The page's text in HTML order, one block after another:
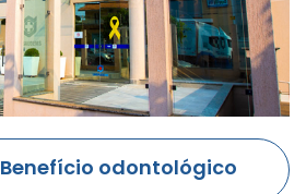
Benefício odontológico